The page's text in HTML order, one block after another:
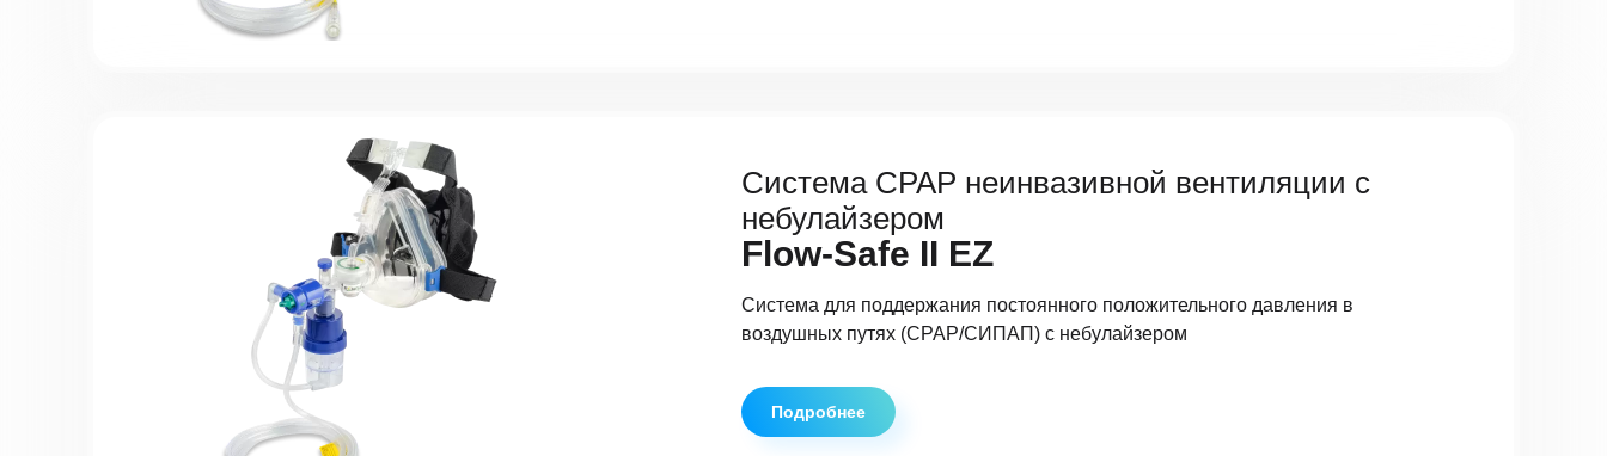
Система CPAP неинвазивной вентиляции с
небулайзером
Flow-Safe II EZ
Система для поддержания постоянного положительного давления в
воздушных путях (CPAP/СИПАП) с небулайзером
Подробнее